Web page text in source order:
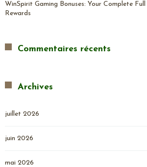
WinSpirit Gaming Bonuses: Your Complete
Rewards
Commentaires récents
Archives
juillet 2026
juin 2026
mai 2026